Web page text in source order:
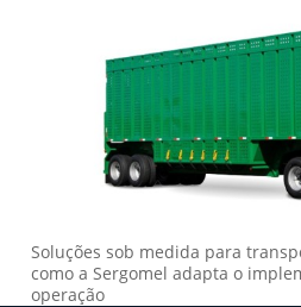
Soluções sob medida para
como a Sergomel adapta o
operação